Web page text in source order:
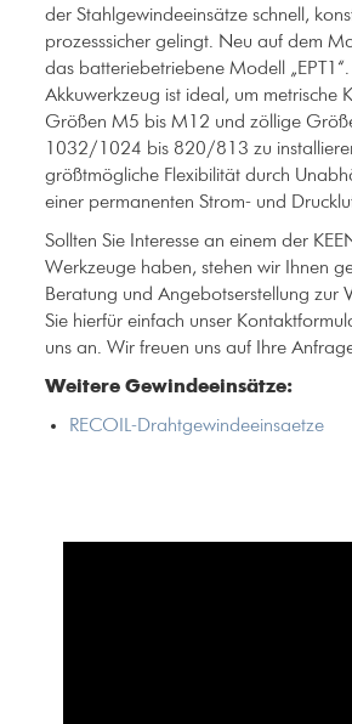
der Stahlgewindeeinsätze schnell,
prozesssicher gelingt. Neu auf dem
das batteriebetriebene Modell „EPT1“.
Akkuwerkzeug ist ideal, um metrische
Größen M5 bis M12 und zöllige
1032/1024 bis 820/813 zu
größtmögliche Flexibilität durch
einer permanenten Strom- und
Sollten Sie Interesse an einem der
Werkzeuge haben, stehen wir Ihnen
Beratung und Angebotserstellung zur
Sie hierfür einfach unser
uns an. Wir freuen uns auf Ihre
Weitere Gewindeeinsätze:
RECOIL-Drahtgewindeeinsaetze